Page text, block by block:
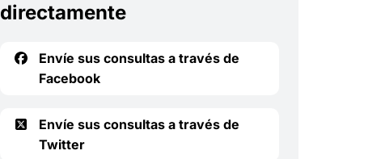
directamente
Envíe sus consultas a través de
Facebook
Envíe sus consultas a través de
Twitter